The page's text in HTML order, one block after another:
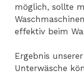
möglich, sollte
effektiv beim
Ergebnis
Unterwäsche